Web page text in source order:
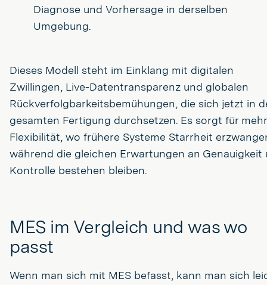
Diagnose und Vorhersage in derselben
Umgebung.
Dieses Modell steht im Einklang mit digitalen
Zwillingen, Live-Datentransparenz und globalen
Rückverfolgbarkeitsbemühungen, die sich jetzt in
gesamten Fertigung durchsetzen. Es sorgt für mehr
Flexibilität, wo frühere Systeme Starrheit
während die gleichen Erwartungen an Genauigkeit
Kontrolle bestehen bleiben.
MES im Vergleich und was wo
passt
Wenn man sich mit MES befasst, kann man sich